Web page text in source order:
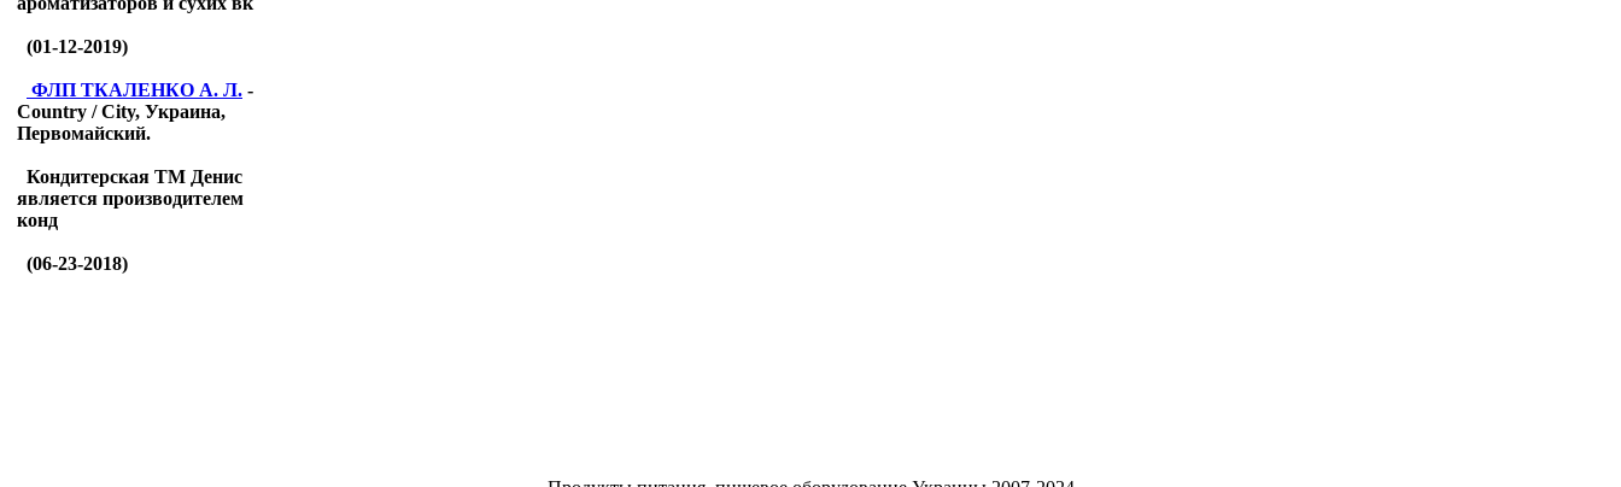
(01-12-2019)
ФЛП ТКАЛЕНКО А. Л. -
Country / City, Украина,
Первомайский.
Кондитерская ТМ Денис
является производителем
конд
(06-23-2018)